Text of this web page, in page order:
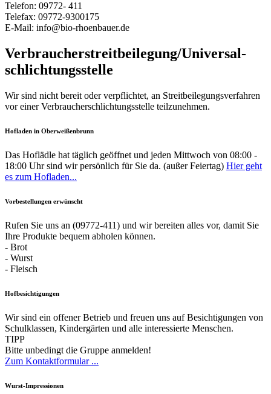
Telefon: 09772- 411
Telefax: 09772-9300175
E-Mail: info@bio-rhoenbauer.de
Verbraucher­streit­beilegung/Universal­
schlichtungs­stelle
Wir sind nicht bereit oder verpflichtet, an Streitbeilegungsverfahren
vor einer Verbraucherschlichtungsstelle teilzunehmen.
Hofladen in Oberweißenbrunn
Das Hoflädle hat täglich geöffnet und jeden Mittwoch von 08:00 -
18:00 Uhr sind wir persönlich für Sie da. (außer Feiertag) Hier geht
es zum Hofladen...
Vorbestellungen erwünscht
Rufen Sie uns an (09772-411) und wir bereiten alles vor, damit Sie
Ihre Produkte bequem abholen können.
- Brot
- Wurst
- Fleisch
Hofbesichtigungen
Wir sind ein offener Betrieb und freuen uns auf Besichtigungen von
Schulklassen, Kindergärten und alle interessierte Menschen.
TIPP
Bitte unbedingt die Gruppe anmelden!
Zum Kontaktformular ...
Wurst-Impressionen